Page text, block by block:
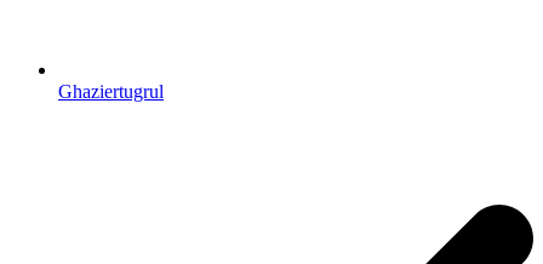
Ghaziertugrul